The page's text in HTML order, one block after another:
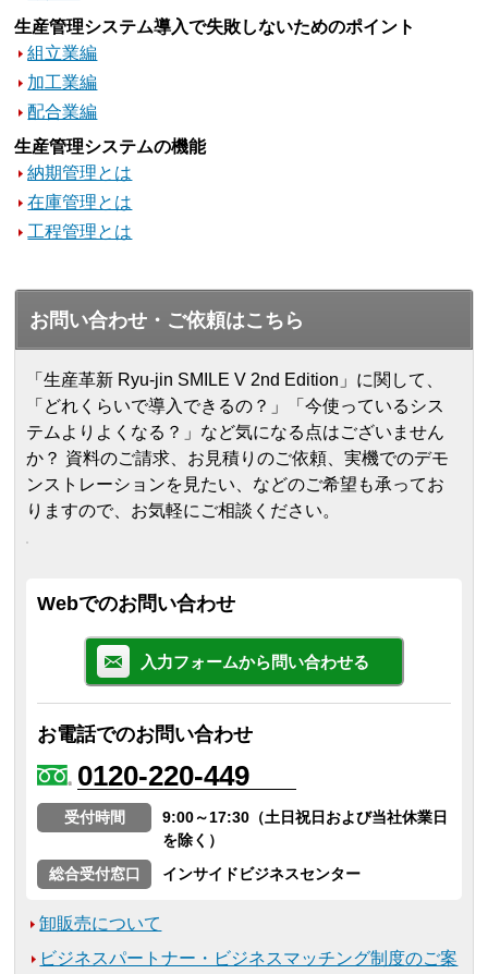
生産管理システム導入で失敗しないためのポイント
組立業編
加工業編
配合業編
生産管理システムの機能
納期管理とは
在庫管理とは
工程管理とは
お問い合わせ・ご依頼はこちら
「生産革新 Ryu-jin SMILE V 2nd Edition」に関して、
「どれくらいで導入できるの？」「今使っているシス
テムよりよくなる？」など気になる点はございません
か？ 資料のご請求、お見積りのご依頼、実機でのデモ
ンストレーションを見たい、などのご希望も承ってお
りますので、お気軽にご相談ください。
Webでのお問い合わせ
入力フォームから問い合わせる
お電話でのお問い合わせ
0120-220-449
受付時間
9:00～17:30（土日祝日および当社休業日
を除く）
総合受付窓口
インサイドビジネスセンター
卸販売について
ビジネスパートナー・ビジネスマッチング制度のご案